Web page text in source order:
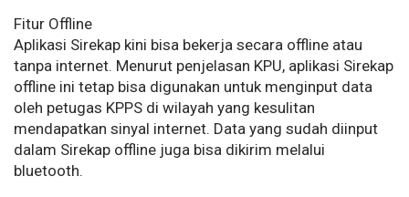
Fitur Offline
Aplikasi Sirekap kini bisa bekerja secara offline atau
tanpa internet. Menurut penjelasan KPU, aplikasi Sirekap
offline ini tetap bisa digunakan untuk menginput data
oleh petugas KPPS di wilayah yang kesulitan
mendapatkan sinyal internet. Data yang sudah diinput
dalam Sirekap offline juga bisa dikirim melalui
bluetooth.